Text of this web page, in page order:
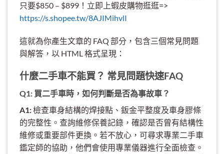
只要$850 – $899！立即上蝦皮購物逛逛=>
https://s.shopee.tw/8AJIMihvlI
這就為你產生文章的 FAQ 部分，包含三個常見問題
與解答，以 HTML 格式呈現：
什麼二手車不能買？ 常見問題快速FAQ
Q1: 買二手車時，如何判斷是否為事故車？
A1:檢查車身結構的焊接點、鈑金平整度及車身膠條
的完整性。查詢維修保養記錄，確認是否曾有結構性
維修或重要部件更換。若不放心，可尋求專業二手車
鑑定師的協助，他們會使用專業儀器進行全面檢查。